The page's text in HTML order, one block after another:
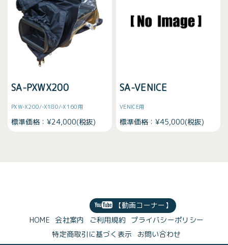
SA-PXWX200
PXW-X200/-X180/-X160用
標準価格：¥24,000(税抜)
SA-VENICE
VENICE用
標準価格：¥45,000(税抜)
【動画コーナー】
HOME 会社案内 ご利用規約 プライバシーポリシー
特定商取引に基づく表示
お問い合わせ